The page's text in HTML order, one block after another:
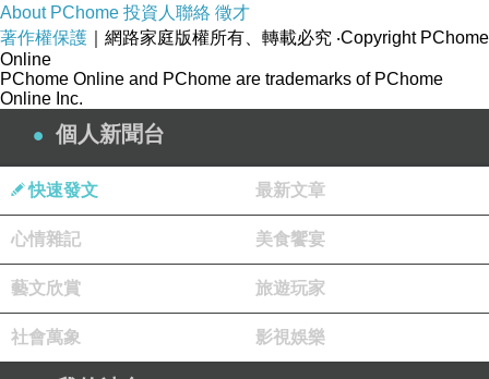
.fragrance
使用方法: 1. 洗臉後取適量於手心或化妝棉上 輕輕按壓或輕拍
至吸收
2. 距離臉部或身體部位約15-20cm處按壓後用手輕輕按壓至吸
收
注意事項: 使用後如有不適 請停止使用 並諮詢專業人員
保存方法: 1. 請置於陰涼乾燥處 避免日光照射及高溫
製造日期: 標示於包裝上 保存期限: 3年
容量 : 如包裝上標示
About PChome 投資人聯絡 徵才
著作權保護 ｜網路家庭版權所有、轉載必究 ‧Copyright PChome
Online
PChome Online and PChome are trademarks of PChome
Online Inc.
個人新聞台
快速發文 最新文章
心情雜記 美食饗宴
藝文欣賞 旅遊玩家
社會萬象 影視娛樂